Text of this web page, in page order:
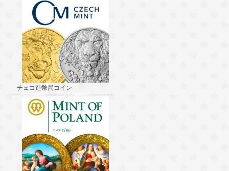
チェコ造幣局コイン